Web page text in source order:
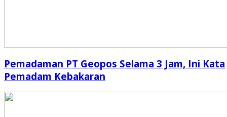
Pemadaman PT Geopos Selama 3 Jam, Ini Kata
Pemadam Kebakaran